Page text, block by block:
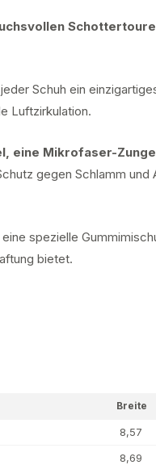
Schuh ein
Luftzirkulation.
eine Mikrofaser-
gegen Schlamm und
spezielle
bietet.
Breite
8,57
8,69